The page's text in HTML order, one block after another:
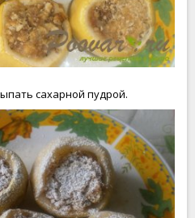
сахарной пудрой.